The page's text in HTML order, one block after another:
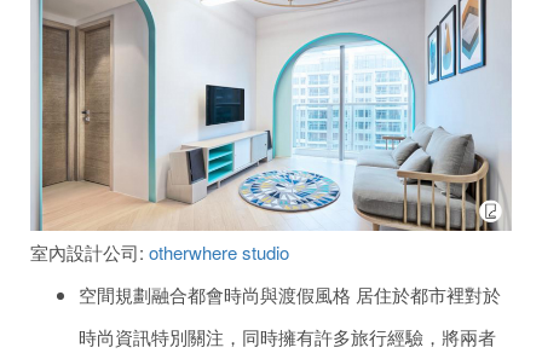
室內設計公司: otherwhere studio
空間規劃融合都會時尚與渡假風格 居住於都市裡對於
時尚資訊特別關注，同時擁有許多旅行經驗，將兩者